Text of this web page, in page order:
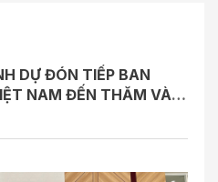
DỰ ĐÓN TIẾP BAN
NAM ĐẾN THĂM VÀ